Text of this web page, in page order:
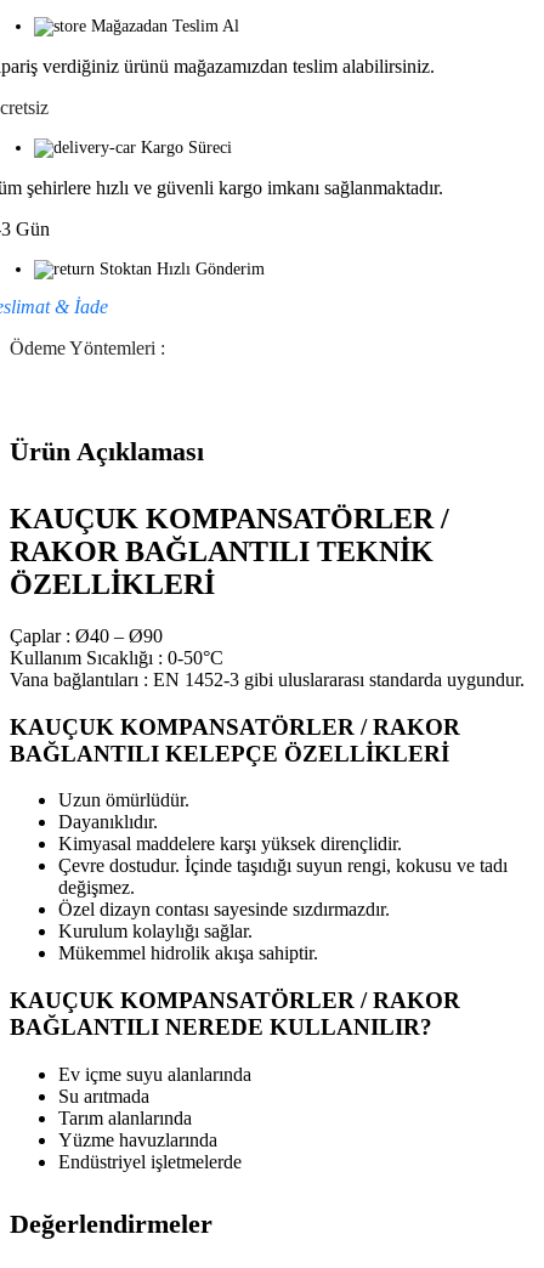
Mağazadan Teslim Al
verdiğiniz ürünü mağazamızdan teslim alabilirsiniz.
Kargo Süreci
şehirlere hızlı ve güvenli kargo imkanı sağlanmaktadır.
Gün
Stoktan Hızlı Gönderim
& İade
Ödeme Yöntemleri :
Ürün Açıklaması
KAUÇUK KOMPANSATÖRLER /
RAKOR BAĞLANTILI TEKNİK
ÖZELLİKLERİ
Çaplar : Ø40 – Ø90
Kullanım Sıcaklığı : 0-50°C
Vana bağlantıları : EN 1452-3 gibi uluslararası standarda uygundur.
KAUÇUK KOMPANSATÖRLER / RAKOR
BAĞLANTILI KELEPÇE ÖZELLİKLERİ
Uzun ömürlüdür.
Dayanıklıdır.
Kimyasal maddelere karşı yüksek dirençlidir.
Çevre dostudur. İçinde taşıdığı suyun rengi, kokusu ve tadı
değişmez.
Özel dizayn contası sayesinde sızdırmazdır.
Kurulum kolaylığı sağlar.
Mükemmel hidrolik akışa sahiptir.
KAUÇUK KOMPANSATÖRLER / RAKOR
BAĞLANTILI NEREDE KULLANILIR?
Ev içme suyu alanlarında
Su arıtmada
Tarım alanlarında
Yüzme havuzlarında
Endüstriyel işletmelerde
Değerlendirmeler